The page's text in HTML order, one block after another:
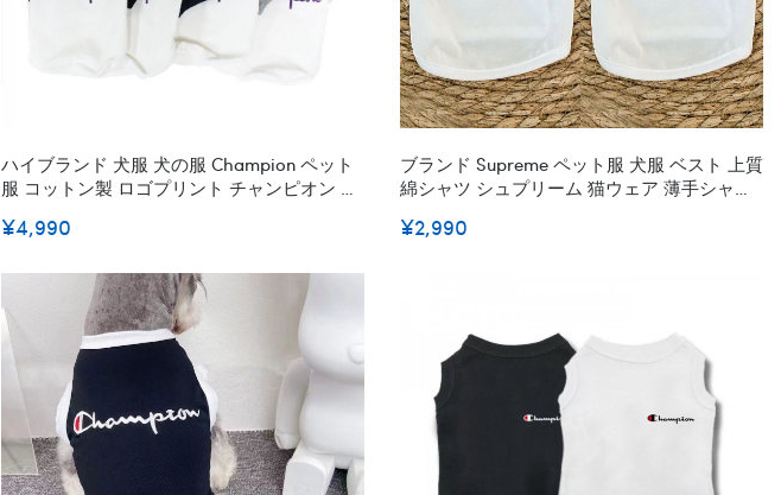
ハイブランド 犬服 犬の服 Champion ペット
服 コットン製 ロゴプリント チャンピオン ウ
チューム 猫シャツ 春夏向け かわいい激安 8
¥4,990
ブランド Supreme ペット服 犬服 ベスト 上質
綿シャツ シュプリーム 猫ウェア 薄手シャツ
やすい XS - 2XL 激安
¥2,990